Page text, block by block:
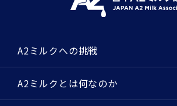
A2ミルクへの挑戦
A2ミルクとは何なのか